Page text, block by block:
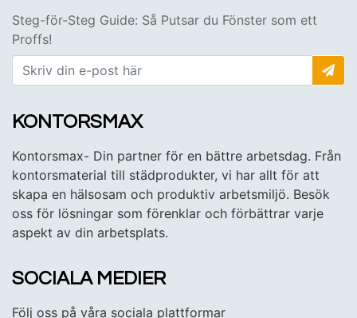
Steg-för-Steg Guide: Så Putsar du Fönster som ett
Proffs!
KONTORSMAX
Kontorsmax- Din partner för en bättre arbetsdag. Från
kontorsmaterial till städprodukter, vi har allt för att
skapa en hälsosam och produktiv arbetsmiljö. Besök
oss för lösningar som förenklar och förbättrar varje
aspekt av din arbetsplats.
SOCIALA MEDIER
Följ oss på våra sociala plattformar